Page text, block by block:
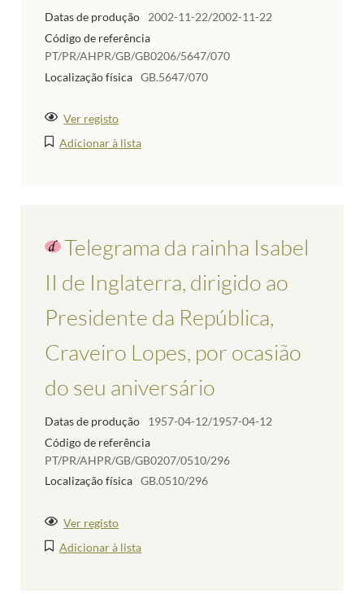
Datas de produção
2002-11-22/2002-11-22
Código de referência
PT/PR/AHPR/GB/GB0206/5647/070
Localização física GB.5647/070
Ver registo
Adicionar à lista
Telegrama da rainha Isabel
II de Inglaterra, dirigido ao
Presidente da República,
Craveiro Lopes, por ocasião
do seu aniversário
Datas de produção
1957-04-12/1957-04-12
Código de referência
PT/PR/AHPR/GB/GB0207/0510/296
Localização física GB.0510/296
Ver registo
Adicionar à lista